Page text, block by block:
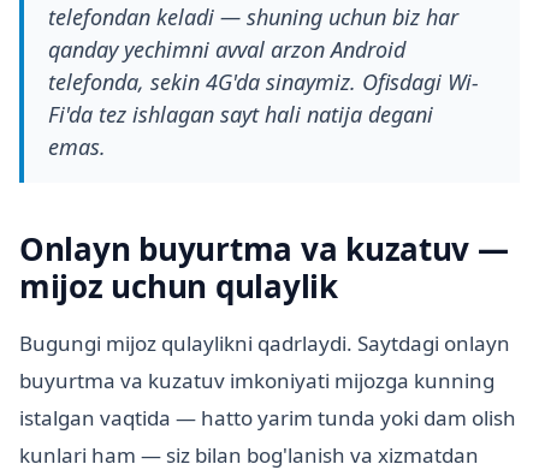
telefondan keladi — shuning uchun biz har
qanday yechimni avval arzon Android
telefonda, sekin 4G'da sinaymiz. Ofisdagi Wi-
Fi'da tez ishlagan sayt hali natija degani
emas.
Onlayn buyurtma va kuzatuv —
mijoz uchun qulaylik
Bugungi mijoz qulaylikni qadrlaydi. Saytdagi onlayn
buyurtma va kuzatuv imkoniyati mijozga kunning
istalgan vaqtida — hatto yarim tunda yoki dam olish
kunlari ham — siz bilan bog'lanish va xizmatdan